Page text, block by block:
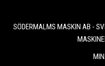
SÖDERMALMS MASKIN AB -